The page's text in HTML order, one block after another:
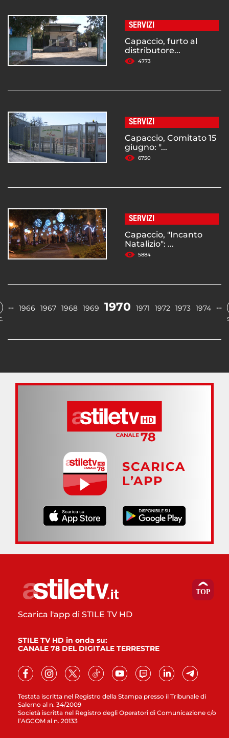
SERVIZI
Capaccio, furto al
distributore...
4773
SERVIZI
Capaccio, Comitato 15
giugno: "...
6750
SERVIZI
Capaccio, "Incanto
Natalizio": ...
5884
… 1966 1967 1968 1969 1970 1971 1972 1973 1974 …
SCARICA
L’APP
Testata iscritta nel Registro della Stampa presso il Tribunale di
Salerno al n. 34/2009
Società iscritta nel Registro degli Operatori di Comunicazione c/o
l’AGCOM al n. 20133
Scarica l'app di STILE TV HD
STILE TV HD in onda su:
CANALE 78 DEL DIGITALE TERRESTRE